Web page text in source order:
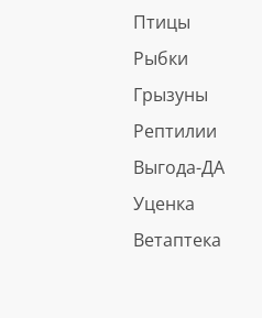
Птицы
Рыбки
Грызуны
Рептилии
Выгода-ДА
Уценка
Ветаптека